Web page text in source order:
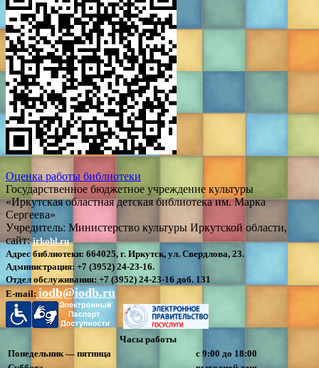
Оценка работы библиотеки
Государственное бюджетное учреждение культуры
«Иркутская областная детская библиотека им. Марка
Сергеева»
Учредитель: Министерство культуры Иркутской области,
сайт:irkobl.ru
Адрес библиотеки: 664025, г. Иркутск, ул. Свердлова, 23.
Администрация: +7 (3952) 24-23-16.
Отдел обслуживания: +7 (3952) 24-23-16 доб. 131
E-mail: iodb@iodb.ru
Часы работы
Понедельник — пятница
с 9:00 до 18:00